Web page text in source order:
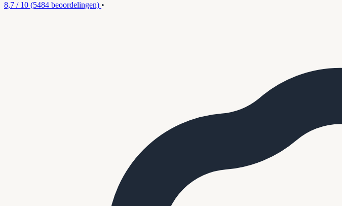
8,7 / 10 (5484 beoordelingen) •